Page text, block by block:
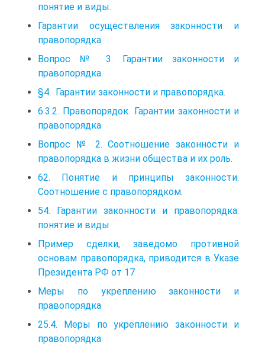
понятие и виды.
Гарантии осуществления законности и
правопорядка
Вопрос № 3. Гарантии законности и
правопорядка.
§4. Гарантии законности и правопорядка.
6.3.2. Правопорядок. Гарантии законности и
правопорядка
Вопрос № 2. Соотношение законности и
правопорядка в жизни общества и их роль.
62. Понятие и принципы законности.
Соотношение с правопорядком.
54. Гарантии законности и правопорядка:
понятие и виды
Пример сделки, заведомо противной
основам правопорядка, приводится в Указе
Президента РФ от 17
Меры по укреплению законности и
правопорядка
25.4. Меры по укреплению законности и
правопорядка